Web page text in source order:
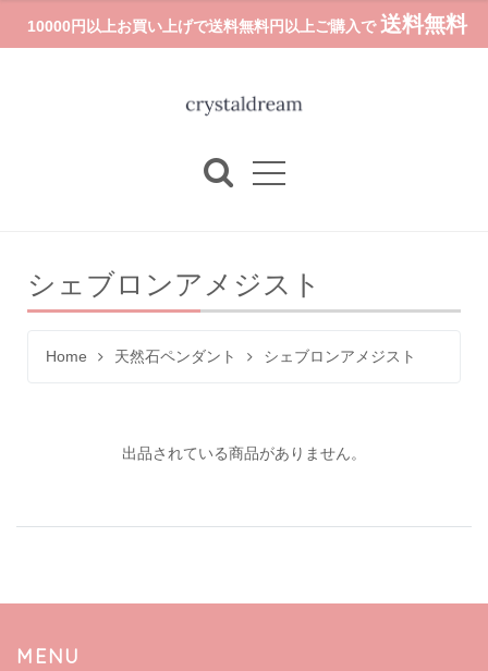
10000円以上お買い上げで送料無料円以上ご購入で 送料無料
シェブロンアメジスト
Home 天然石ペンダント シェブロンアメジスト
出品されている商品がありません。
MENU